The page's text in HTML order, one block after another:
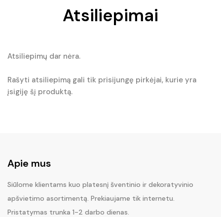
Atsiliepimai
Atsiliepimų dar nėra.
Rašyti atsiliepimą gali tik prisijungę pirkėjai, kurie yra
įsigiję šį produktą.
Apie mus
Siūlome klientams kuo platesnį šventinio ir dekoratyvinio
apšvietimo asortimentą. Prekiaujame tik internetu.
Pristatymas trunka 1-2 darbo dienas.